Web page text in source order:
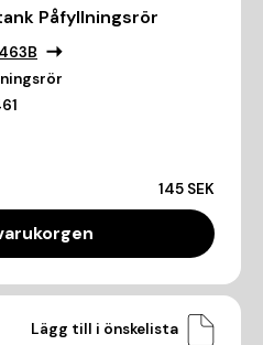
Påfyllningsrör
145 SEK
Lägg till i önskelista